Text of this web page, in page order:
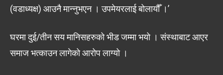
(वडाध्यक्ष) आउनै मान्नुभएन । उपमेयरलाई बोलायौँ ।’
घरमा दुई/तीन सय मानिसहरुको भीड जम्मा भयो । संस्थाबाट आएर
समाज भत्काउन लागेको आरोप लाग्यो ।